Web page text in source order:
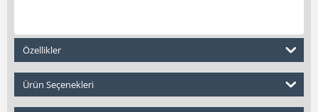
Özellikler
Ürün Seçenekleri